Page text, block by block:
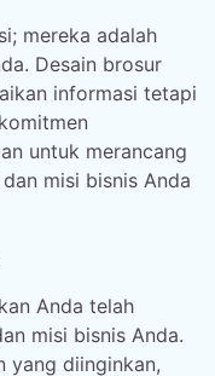
mereka adalah
Desain brosur
informasi tetapi
untuk merancang
misi bisnis Anda
Anda telah
misi bisnis Anda.
yang diinginkan,